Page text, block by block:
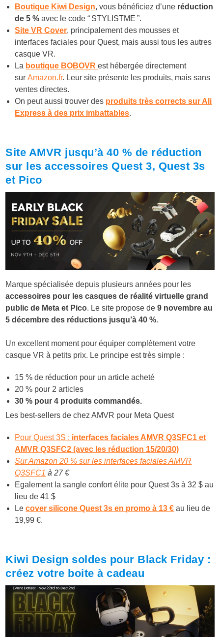
Boutique Kiwi Design, vous bénéficiez d’une réduction
de 5 % avec le code “ STYLISTME ”.
Site VR Cover, principalement des mousses et
interfaces faciales pour Quest, mais aussi tous les autres
casque VR.
La boutique BOBOVR est hébergée directement
surAmazon.fr. Leur site présente les produits, mais sans
ventes directes.
On peut aussi trouver des produits très corrects sur Ali
Express à des prix imbattables.
Site AMVR jusqu’à 40 % de réduction
sur les accessoires Quest 3, Quest 3s
et Pico
Marque spécialisée depuis plusieurs années pour les
accessoires pour les casques de réalité virtuelle grand
public de Meta et Pico. Le site propose de9 novembre au
5 décembre des réductions jusqu’à 40 %.
Un excellent moment pour équiper complètement votre
casque VR à petits prix. Le principe est très simple :
15 % de réduction pour un article acheté
20 % pour 2 articles
30 % pour 4 produits commandés.
Les best-sellers de chez AMVR pour Meta Quest
Pour Quest 3S : interfaces faciales AMVR Q3SFC1 et
AMVR Q3SFC2 (avec les réduction 15/20/30)
Sur Amazon 20 % sur les interfaces faciales AMVR
Q3SFC1 à 27 €
Egalement la sangle confort élite pour Quest 3s à 32 $ au
lieu de 41 $
Lecover silicone Quest 3s en promo à 13 € au lieu de
19,99 €.
Kiwi Design soldes pour Black Friday :
créez votre boite à cadeau